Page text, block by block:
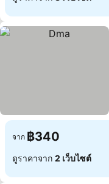
จาก ฿340
ดูราคาจาก 2 เว็บไซต์